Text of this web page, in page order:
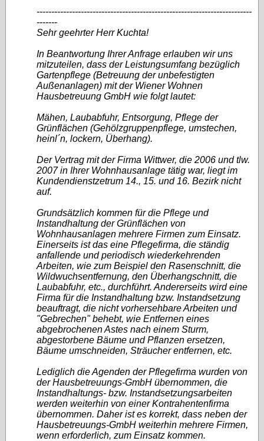
-------------------------------------------------------------------------
-------
Sehr geehrter Herr Kuchta!
In Beantwortung Ihrer Anfrage erlauben wir uns
mitzuteilen, dass der Leistungsumfang bezüglich
Gartenpflege (Betreuung der unbefestigten
Außenanlagen) mit der Wiener Wohnen
Hausbetreuung GmbH wie folgt lautet:
Mähen, Laubabfuhr, Entsorgung, Pflege der
Grünflächen (Gehölzgruppenpflege, umstechen,
heinl´n, lockern, Überhang).
Der Vertrag mit der Firma Wittwer, die 2006 und tlw.
2007 in Ihrer Wohnhausanlage tätig war, liegt im
Kundendienstzetrum 14., 15. und 16. Bezirk nicht
auf.
Grundsätzlich kommen für die Pflege und
Instandhaltung der Grünflächen von
Wohnhausanlagen mehrere Firmen zum Einsatz.
Einerseits ist das eine Pflegefirma, die ständig
anfallende und periodisch wiederkehrenden
Arbeiten, wie zum Beispiel den Rasenschnitt, die
Wildwuchsentfernung, den Überhangschnitt, die
Laubabfuhr, etc., durchführt. Andererseits wird eine
Firma für die Instandhaltung bzw. Instandsetzung
beauftragt, die nicht vorhersehbare Arbeiten und
"Gebrechen" behebt, wie Entfernen eines
abgebrochenen Astes nach einem Sturm,
abgestorbene Bäume und Pflanzen ersetzen,
Bäume umschneiden, Sträucher entfernen, etc.
Lediglich die Agenden der Pflegefirma wurden von
der Hausbetreuungs-GmbH übernommen, die
Instandhaltungs- bzw. Instandsetzungsarbeiten
werden weiterhin von einer Kontrahentenfirma
übernommen. Daher ist es korrekt, dass neben der
Hausbetreuungs-GmbH weiterhin mehrere Firmen,
wenn erforderlich, zum Einsatz kommen.